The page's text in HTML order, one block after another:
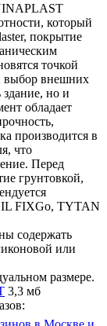
который
покрытие
точкой
выбор внешних
здание, но и
обладает
производится в
что
Перед
грунтовкой,
FIXGo, TYTAN
содержать
или
размере.
3,3 мб